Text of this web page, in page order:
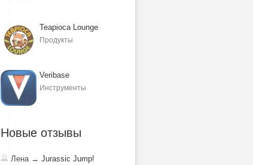
Teapioca Lounge
Продукты
Veribase
Инструменты
Новые отзывы
Лена→ Jurassic Jump!